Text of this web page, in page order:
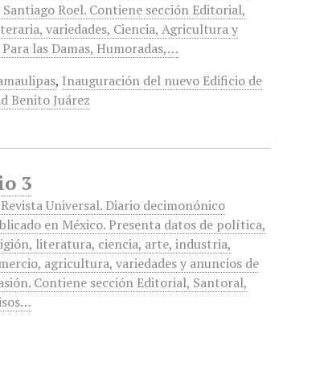
Santiago Roel. Contiene sección Editorial,
variedades, Ciencia, Agricultura y
las Damas, Humoradas,…
, Inauguración del nuevo Edificio de
Benito Juárez
3
Universal. Diario decimonónico
en México. Presenta datos de política,
literatura, ciencia, arte, industria,
agricultura, variedades y anuncios de
Contiene sección Editorial, Santoral,